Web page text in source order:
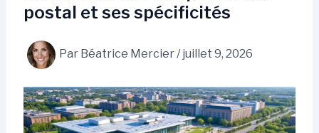
postal et ses spécificités
Par Béatrice Mercier/juillet 9, 2026